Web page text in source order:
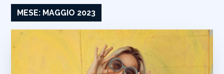
MESE: MAGGIO 2023